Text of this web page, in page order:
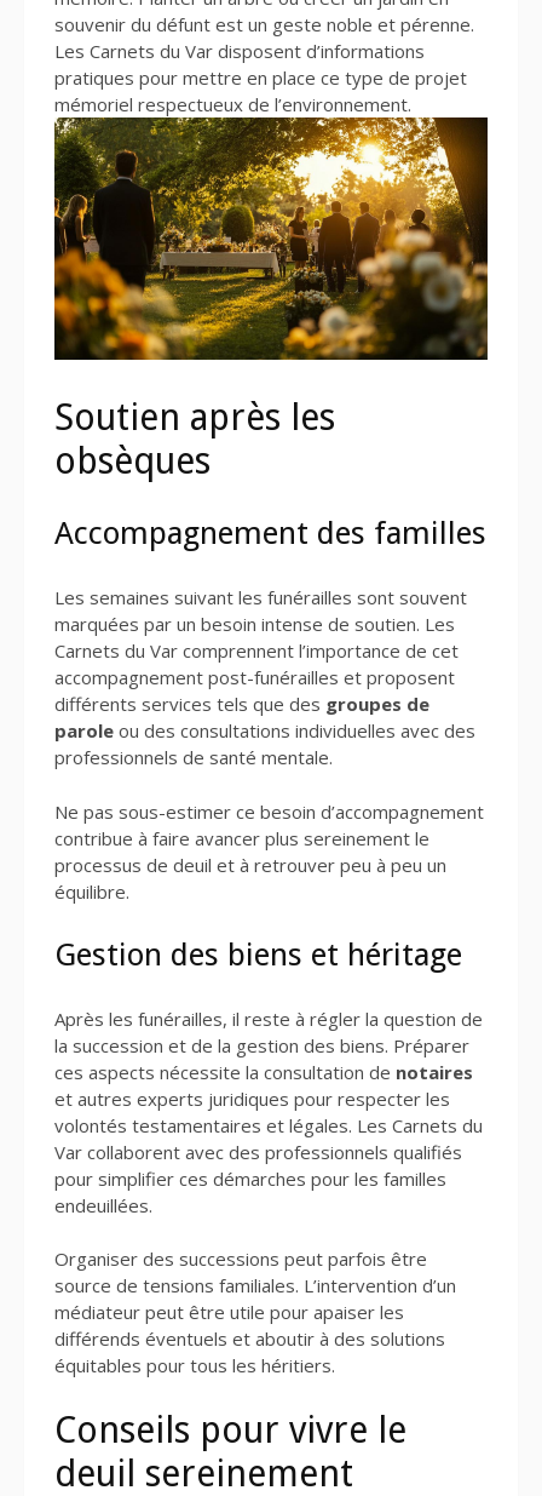
souvenir du défunt est un geste noble et pérenne.
Les Carnets du Var disposent d’informations
pratiques pour mettre en place ce type de projet
mémoriel respectueux de l’environnement.
Soutien après les
obsèques
Accompagnement des familles
Les semaines suivant les funérailles sont souvent
marquées par un besoin intense de soutien. Les
Carnets du Var comprennent l’importance de cet
accompagnement post-funérailles et proposent
différents services tels que des groupes de
parole ou des consultations individuelles avec des
professionnels de santé mentale.
Ne pas sous-estimer ce besoin d’accompagnement
contribue à faire avancer plus sereinement le
processus de deuil et à retrouver peu à peu un
équilibre.
Gestion des biens et héritage
Après les funérailles, il reste à régler la question de
la succession et de la gestion des biens. Préparer
ces aspects nécessite la consultation de notaires
et autres experts juridiques pour respecter les
volontés testamentaires et légales. Les Carnets du
Var collaborent avec des professionnels qualifiés
pour simplifier ces démarches pour les familles
endeuillées.
Organiser des successions peut parfois être
source de tensions familiales. L’intervention d’un
médiateur peut être utile pour apaiser les
différends éventuels et aboutir à des solutions
équitables pour tous les héritiers.
Conseils pour vivre le
deuil sereinement